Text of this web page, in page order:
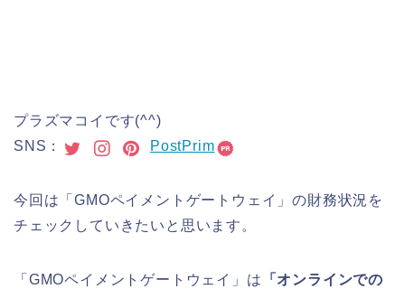
プラズマコイです(^^)
SNS：
PostPrim
今回は「GMOペイメントゲートウェイ」の財務状況を
チェックしていきたいと思います。
「GMOペイメントゲートウェイ」は 「オンラインでの